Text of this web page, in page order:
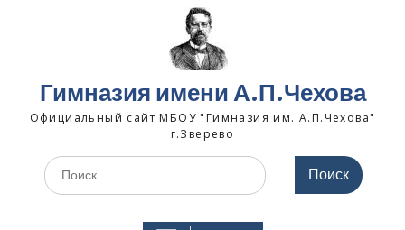
Гимназия имени А.П.Чехова
Официальный сайт МБОУ "Гимназия им. А.П.Чехова"
г.Зверево
Search
for: